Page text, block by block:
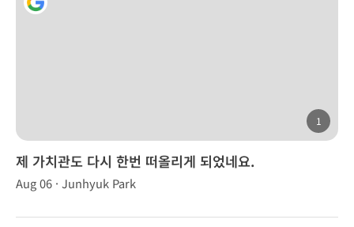
1
제 가치관도 다시 한번 떠올리게 되었네요.
Aug 06 · Junhyuk Park